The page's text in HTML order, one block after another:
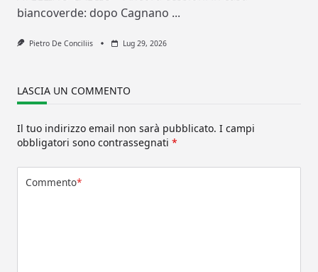
biancoverde: dopo Cagnano ...
Pietro De Conciliis Lug 29, 2026
LASCIA UN COMMENTO
Il tuo indirizzo email non sarà pubblicato. I campi
obbligatori sono contrassegnati *
Commento*